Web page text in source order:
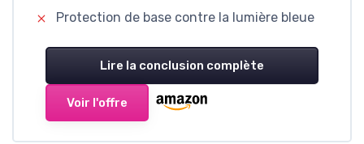
Protection de base contre la lumière bleue
Lire la conclusion complète
Voir l'offre